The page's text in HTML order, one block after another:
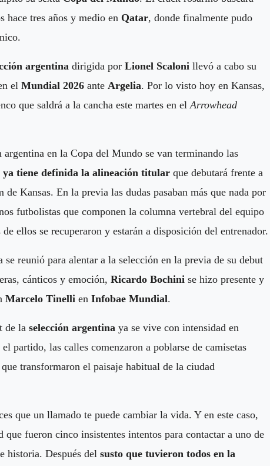
hace tres años y medio en Qatar, donde finalmente pudo
argentina dirigida por Lionel Scaloni llevó a cabo su
el Mundial 2026 ante Argelia. Por lo visto hoy en Kansas,
que saldrá a la cancha este martes en el Arrowhead
en la Copa del Mundo se van terminando las
ya tiene definida la alineación titular que debutará frente a
Kansas. En la previa las dudas pasaban más que nada por
futbolistas que componen la columna vertebral del equipo
ellos se recuperaron y estarán a disposición del entrenador.
reunió para alentar a la selección en la previa de su debut
cánticos y emoción, Ricardo Bochini se hizo presente y
Marcelo Tinelli en Infobae Mundial.
de la selección argentina ya se vive con intensidad en
partido, las calles comenzaron a poblarse de camisetas
transformaron el paisaje habitual de la ciudad
que un llamado te puede cambiar la vida. Y en este caso,
fueron cinco insistentes intentos para contactar a uno de
historia. Después del susto que tuvieron todos en la